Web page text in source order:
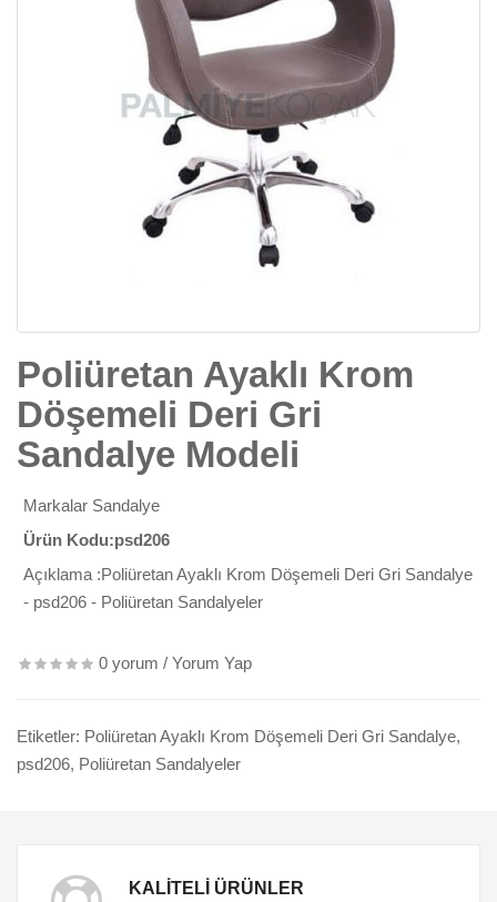
Poliüretan Ayaklı Krom
Döşemeli Deri Gri
Sandalye Modeli
Markalar Sandalye
Ürün Kodu:psd206
Açıklama :Poliüretan Ayaklı Krom Döşemeli Deri Gri Sandalye
- psd206 - Poliüretan Sandalyeler
0 yorum / Yorum Yap
Etiketler: Poliüretan Ayaklı Krom Döşemeli Deri Gri Sandalye,
psd206, Poliüretan Sandalyeler
KALITELI ÜRÜNLER